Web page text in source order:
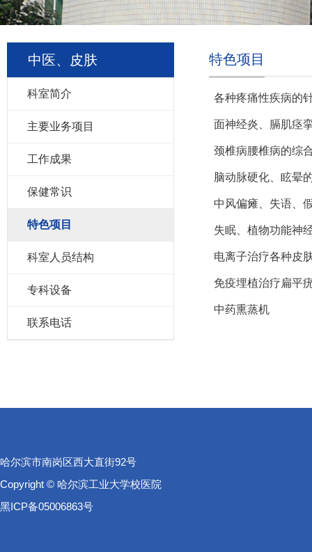
中医、皮肤
科室简介
主要业务项目
工作成果
保健常识
特色项目
科室人员结构
专科设备
联系电话
特色项目
各种疼痛性疾病的
面神经炎、膈肌痉
颈椎病腰椎病的综
脑动脉硬化、眩晕
中风偏瘫、失语、
失眠、植物功能神
电离子治疗各种皮
免疫埋植治疗扁平
中药熏蒸机
哈尔滨市南岗区西大直街92号
Copyright © 哈尔滨工业大学校医院
黑ICP备05006863号